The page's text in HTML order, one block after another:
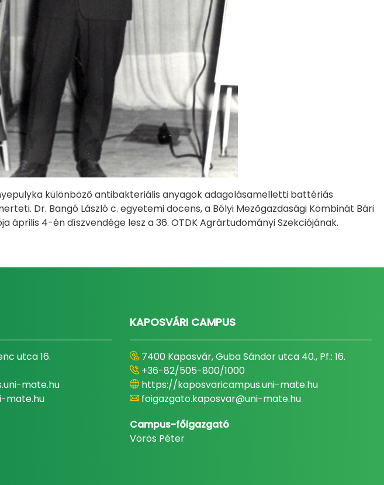
különböző antibakteriális anyagok adagolásamelletti battériás
Dr. Bangó László c. egyetemi docens, a Bólyi Mezőgazdasági Kombinát Bári
április 4-én díszvendége lesz a 36. OTDK Agrártudományi Szekciójának.
utca 16.
mate.hu
mate.hu
KAPOSVÁRI CAMPUS
7400 Kaposvár, Guba Sándor utca 40., Pf.: 16.
+36-82/505-800/1000
https://kaposvaricampus.uni-mate.hu
foigazgato.kaposvar@uni-mate.hu
Campus-főigazgató
Vörös Péter